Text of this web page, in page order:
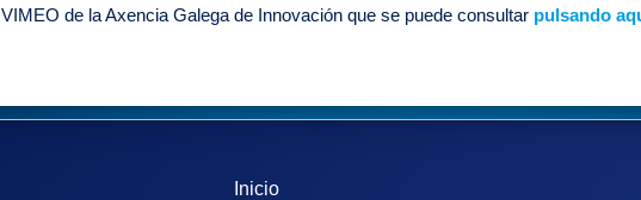
VIMEO de la Axencia Galega de Innovación que se puede consultar pulsando
Inicio